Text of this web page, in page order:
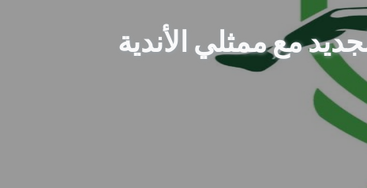
مع ممثلي الأندية